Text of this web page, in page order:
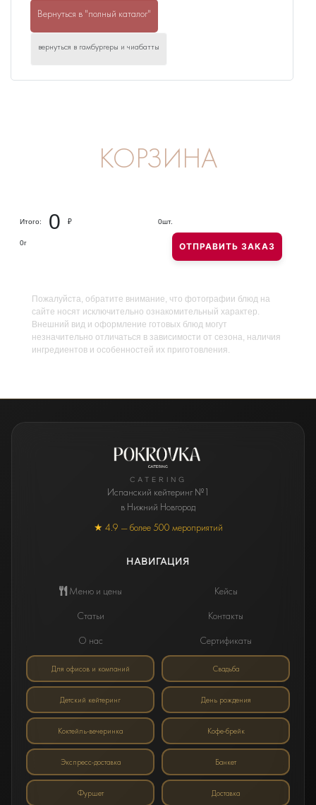
Вернуться в "полный каталог"
вернуться в гамбургеры и чиабатты
КОРЗИНА
Итого: 0 ₽ 0шт.
0г ОТПРАВИТЬ ЗАКАЗ
Пожалуйста, обратите внимание, что фотографии блюд на
сайте носят исключительно ознакомительный характер.
Внешний вид и оформление готовых блюд могут
незначительно отличаться в зависимости от сезона, наличия
ингредиентов и особенностей их приготовления.
CATERING
Испанский кейтеринг №1
в Нижний Новгород
★ 4.9 — более 500 мероприятий
НАВИГАЦИЯ
Меню и цены
Кейсы
Статьи
Контакты
О нас
Сертификаты
Для офисов и компаний Свадьба
Детский кейтеринг День рождения
Коктейль-вечеринка Кофе-брейк
Экспресс-доставка Банкет
Фуршет Доставка